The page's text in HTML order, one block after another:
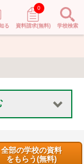
る 資料請求(無料)
0
学校検索
全部の学校の資料
をもらう(無料)